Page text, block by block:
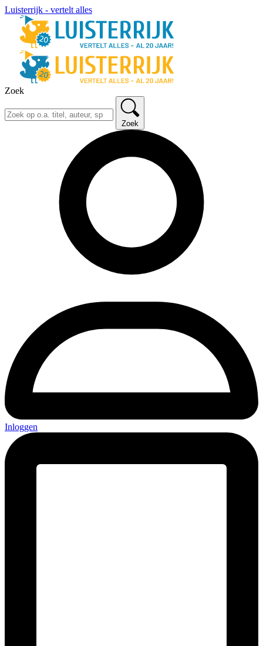
Luisterrijk - vertelt alles
Zoek
Zoek
Inloggen